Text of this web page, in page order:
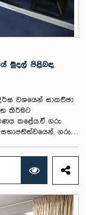
මුදල් පිළිබඳ
වශයෙන් සාකච්ඡා
කිරීමට
කළේය.ඒ ගරු
සභාපතිත්වයෙන්, ගරු
චම්පික හෙට්ටිආරච්චි
සභාව
ප්‍රජාතාන්ත්‍රික
ප්‍රකාරව
කාරක සභාවේ